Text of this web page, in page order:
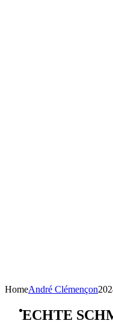
HomeAndré Clémençon
ECHTE